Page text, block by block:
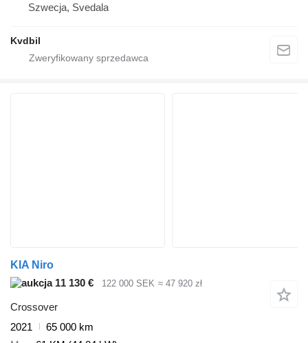
Szwecja, Svedala
Kvdbil
KIA Niro
11 130 €
122 000 SEK ≈ 47 920 zł
Crossover
2021
65 000 km